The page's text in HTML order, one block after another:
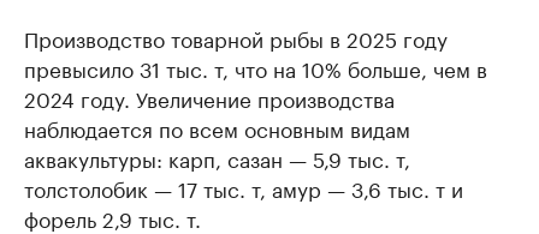
Производство товарной рыбы в 2025 году
превысило 31 тыс. т, что на 10% больше, чем в
2024 году. Увеличение производства
наблюдается по всем основным видам
аквакультуры: карп, сазан — 5,9 тыс. т,
толстолобик — 17 тыс. т, амур — 3,6 тыс. т и
форель 2,9 тыс. т.